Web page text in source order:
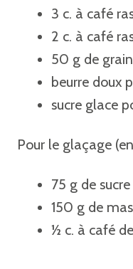
3 c. à café
2 c. à café
50 g de
beurre doux
sucre glace
Pour le glaçage
75 g de
150 g de
½ c. à café